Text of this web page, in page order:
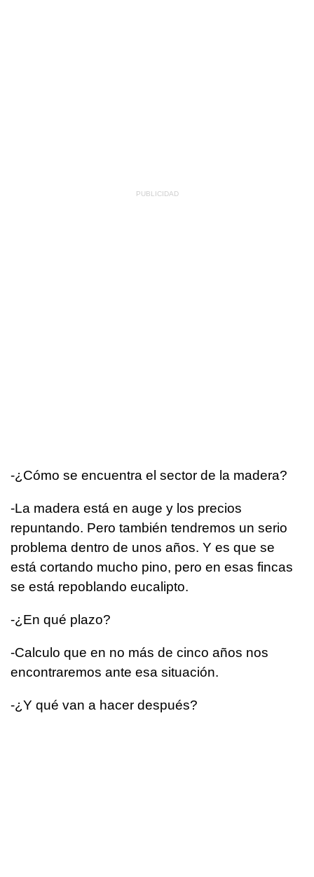
­-¿Cómo se encuentra el sector de la madera?
-La madera está en auge y los precios
repuntando. Pero también tendremos un serio
problema dentro de unos años. Y es que se
está cortando mucho pino, pero en esas fincas
se está repoblando eucalipto.
­-¿En qué plazo?
-Calculo que en no más de cinco años nos
encontraremos ante esa situación.
­-¿Y qué van a hacer después?